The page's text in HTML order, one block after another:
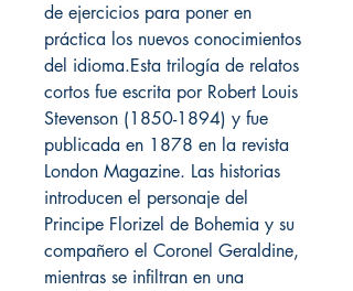
de ejercicios para poner en
práctica los nuevos conocimientos
del idioma.Esta trilogía de relatos
cortos fue escrita por Robert Louis
Stevenson (1850-1894) y fue
publicada en 1878 en la revista
London Magazine. Las historias
introducen el personaje del
Principe Florizel de Bohemia y su
compañero el Coronel Geraldine,
mientras se infiltran en una